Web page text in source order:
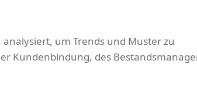
um Trends und Muster zu
Kundenbindung, des